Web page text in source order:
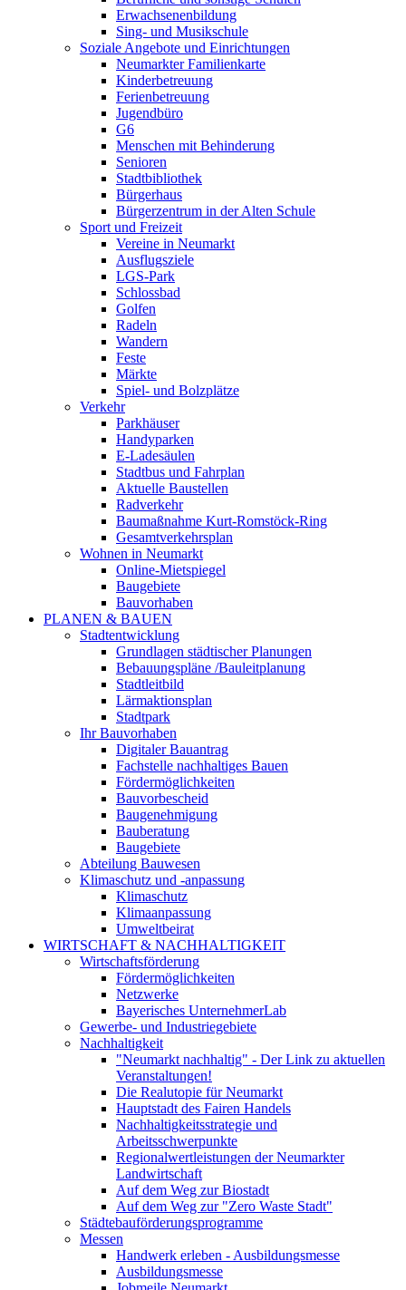
Erwachsenenbildung
Sing- und Musikschule
Soziale Angebote und Einrichtungen
Neumarkter Familienkarte
Kinderbetreuung
Ferienbetreuung
Jugendbüro
G6
Menschen mit Behinderung
Senioren
Stadtbibliothek
Bürgerhaus
Bürgerzentrum in der Alten Schule
Sport und Freizeit
Vereine in Neumarkt
Ausflugsziele
LGS-Park
Schlossbad
Golfen
Radeln
Wandern
Feste
Märkte
Spiel- und Bolzplätze
Verkehr
Parkhäuser
Handyparken
E-Ladesäulen
Stadtbus und Fahrplan
Aktuelle Baustellen
Radverkehr
Baumaßnahme Kurt-Romstöck-Ring
Gesamtverkehrsplan
Wohnen in Neumarkt
Online-Mietspiegel
Baugebiete
Bauvorhaben
PLANEN & BAUEN
Stadtentwicklung
Grundlagen städtischer Planungen
Bebauungspläne /Bauleitplanung
Stadtleitbild
Lärmaktionsplan
Stadtpark
Ihr Bauvorhaben
Digitaler Bauantrag
Fachstelle nachhaltiges Bauen
Fördermöglichkeiten
Bauvorbescheid
Baugenehmigung
Bauberatung
Baugebiete
Abteilung Bauwesen
Klimaschutz und -anpassung
Klimaschutz
Klimaanpassung
Umweltbeirat
WIRTSCHAFT & NACHHALTIGKEIT
Wirtschaftsförderung
Fördermöglichkeiten
Netzwerke
Bayerisches UnternehmerLab
Gewerbe- und Industriegebiete
Nachhaltigkeit
"Neumarkt nachhaltig" - Der Link zu aktuellen
Veranstaltungen!
Die Realutopie für Neumarkt
Hauptstadt des Fairen Handels
Nachhaltigkeitsstrategie und
Arbeitsschwerpunkte
Regionalwertleistungen der Neumarkter
Landwirtschaft
Auf dem Weg zur Biostadt
Auf dem Weg zur "Zero Waste Stadt"
Städtebauförderungsprogramme
Messen
Handwerk erleben - Ausbildungsmesse
Ausbildungsmesse